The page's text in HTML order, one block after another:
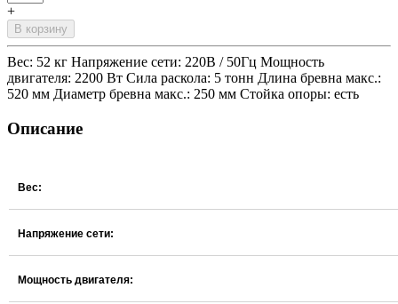
+
В корзину
Вес: 52 кг Напряжение сети: 220В / 50Гц Мощность
двигателя: 2200 Вт Сила раскола: 5 тонн Длина бревна макс.:
520 мм Диаметр бревна макс.: 250 мм Стойка опоры: есть
Описание
Вес:
Напряжение сети:
Мощность двигателя: